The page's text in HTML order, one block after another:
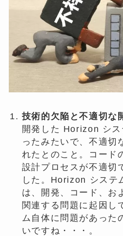
技術的欠陥と不適切な
開発した Horizo​​n シ
ったみたいで、不適切
れたとのこと。コード
設計プロセスが不適切
した。Horizo​​n システ
は、開発、コード、お
関連する問題に起因し
ム自体に問題があった
いですね・・・。